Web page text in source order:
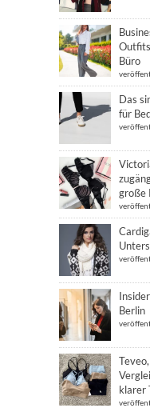
Büro
Das
für
große
Berlin
klarer